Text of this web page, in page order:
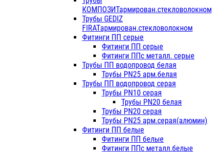
КОМПОЗИТармирован.стекловолокном
Трубы GEDIZ
FIRATармирован.стекловолокном
Фитинги ПП серые
Фитинги ПП серые
Фитинги ППс металл. серые
Трубы ПП водопровод белая
Трубы PN25 арм.белая
Трубы ПП водопровод серая
Трубы PN10 серая
Трубы PN20 белая
Трубы PN20 серая
Трубы PN25 арм.серая(алюмин)
Фитинги ПП белые
Фитинги ПП белые
Фитинги ППс металл.белые